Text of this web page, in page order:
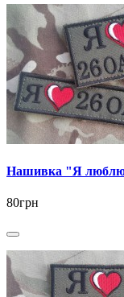
Нашивка "Я
80грн